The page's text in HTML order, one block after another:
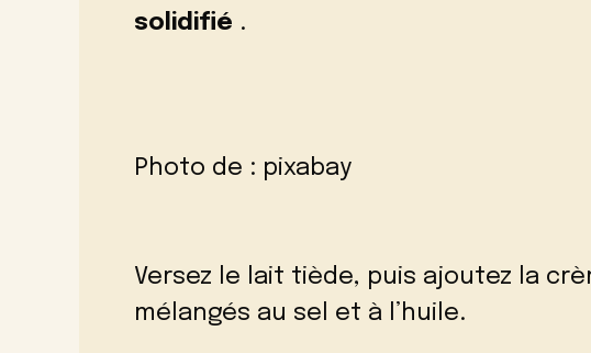
solidifié .
Photo de : pixabay
Versez le lait tiède, puis ajoutez la
mélangés au sel et à l’huile.